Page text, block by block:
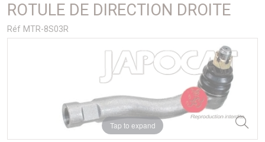
ROTULE DE DIRECTION DROITE
Réf MTR-8S03R
Tap to expand